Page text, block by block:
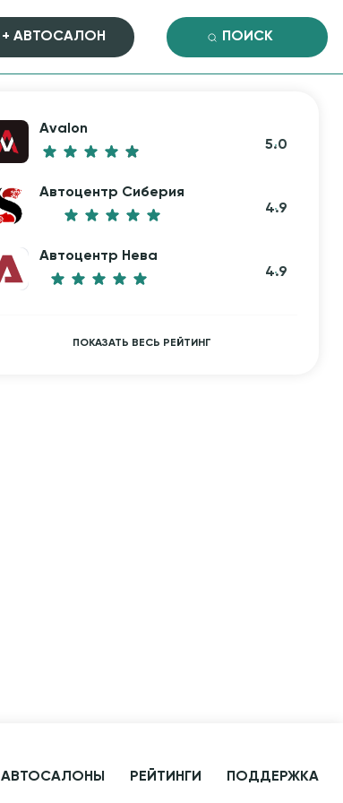
+ АВТОСАЛОН
Avalon
5.0
Автоцентр Сиберия
4.9
Автоцентр Нева
4.9
ПОКАЗАТЬ ВЕСЬ РЕЙТИНГ
АВТОСАЛОНЫ РЕЙТИНГИ ПОДДЕРЖКА